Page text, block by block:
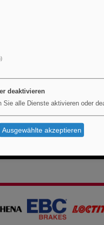
angegeben ist, wird das Produkt
Einzelnwerkzeug und seine
hier nicht angegeben, um
deaktivieren
Sie alle Dienste aktivieren oder
Ausgewählte akzeptieren